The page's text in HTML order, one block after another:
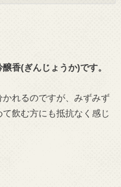
香(ぎんじょうか)です。
れるのですが、みずみず
飲む方にも抵抗なく感じ